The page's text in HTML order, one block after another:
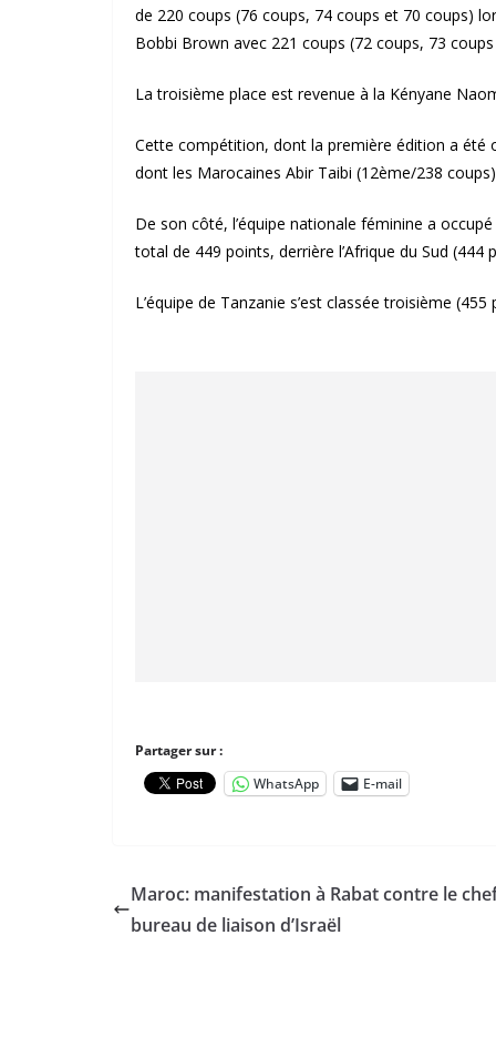
de 220 coups (76 coups, 74 coups et 70 coups)
Bobbi Brown avec 221 coups (72 coups, 73
La troisième place est revenue à la Kényane
Cette compétition, dont la première édition a été
dont les Marocaines Abir Taibi (12ème/238
De son côté, l’équipe nationale féminine a
total de 449 points, derrière l’Afrique du Sud (444
L’équipe de Tanzanie s’est classée troisième (455
Partager sur :
WhatsApp
E-mail
Maroc: manifestation à Rabat contre le
bureau de liaison d’Israël